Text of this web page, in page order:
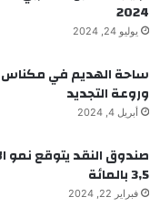
2024
يوليو 24, 2024
ساحة الهديم في مكناس
وروعة التجديد
أبريل 4, 2024
صندوق النقد يتوقع نمو
3,5 بالمائة
فبراير 22, 2024